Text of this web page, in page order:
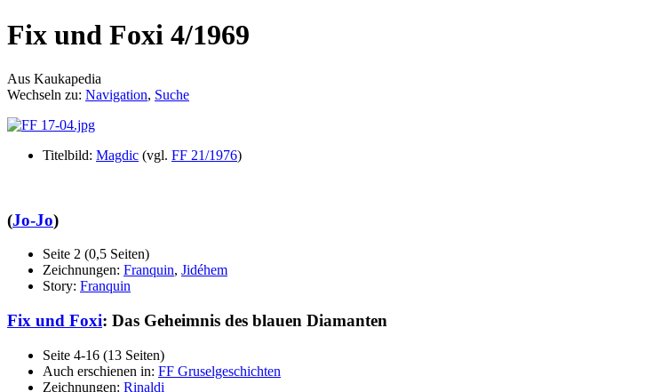
Fix und Foxi 4/1969
Aus Kaukapedia
Wechseln zu: Navigation, Suche
Titelbild: Magdic (vgl. FF 21/1976)
(Jo-Jo)
Seite 2 (0,5 Seiten)
Zeichnungen: Franquin, Jidéhem
Story: Franquin
Fix und Foxi: Das Geheimnis des blauen Diamanten
Seite 4-16 (13 Seiten)
Auch erschienen in: FF Gruselgeschichten
Zeichnungen: Rinaldi